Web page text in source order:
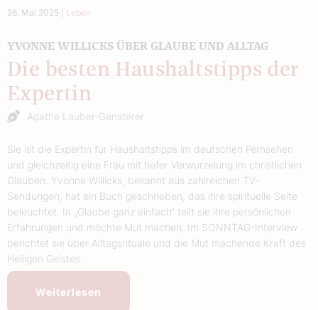
26. Mai 2025 Leben
YVONNE WILLICKS ÜBER GLAUBE UND ALLTAG
Die besten Haushaltstipps der
Expertin
Agathe Lauber-Gansterer
Sie ist die Expertin für Haushaltstipps im deutschen Fernsehen
und gleichzeitig eine Frau mit tiefer Verwurzelung im christlichen
Glauben. Yvonne Willicks, bekannt aus zahlreichen TV-
Sendungen, hat ein Buch geschrieben, das ihre spirituelle Seite
beleuchtet. In „Glaube ganz einfach“ teilt sie ihre persönlichen
Erfahrungen und möchte Mut machen. Im SONNTAG-Interview
berichtet sie über Alltagsrituale und die Mut machende Kraft des
Heiligen Geistes.
Weiterlesen